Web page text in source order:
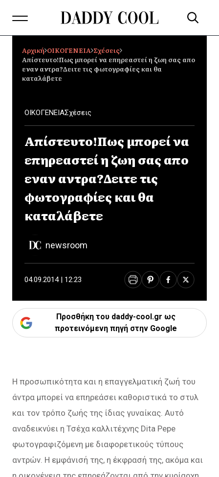
Αρχική ΟΙΚΟΓΕΝΕΙΑ Σχέσεις
Απίστευτο!Πως μπορεί να επηρεαστεί η ζωη σας απο
εναν αντρα?Δειτε τις φωτογραφίες και θα
καταλάβετε
ΟΙΚΟΓΕΝΕΙΑΣχέσεις
Απίστευτο!Πως μπορεί να
επηρεαστεί η ζωη σας απο
εναν αντρα?Δειτε τις
φωτογραφίες και θα
καταλάβετε
newsroom
04.09.2014 | 12:23
Προσθήκη του daddy-cool.gr ως
προτεινόμενη πηγή στην Google
H προσωπικότητα και η επαγγελματική ζωή του
άντρα μπορεί να επηρεάσει καθοριστικά το στυλ
και τον τρόπο ζωής της ίδιας γυναίκας. Αυτό
αναδεικνύει η Τσέχα καλλιτέχνης Dita Pepe
φωτογραφιζόμενη με διαφορετικούς τύπους
αντρών. Η εμφάνισή της, η έκφρασή της, ακόμα και